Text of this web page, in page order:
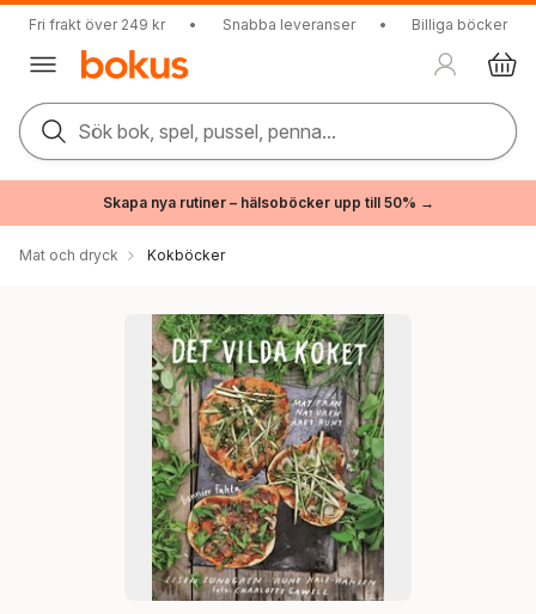
Fri frakt över 249 kr • Snabba leveranser • Billiga böcker
Sök bok, spel, pussel, penna...
Skapa nya rutiner – hälsoböcker upp till 50% →
Mat och dryck Kokböcker